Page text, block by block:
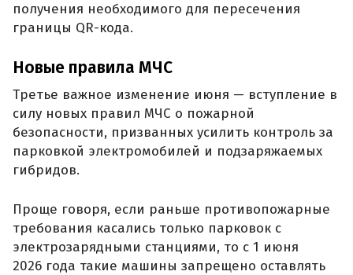
получения необходимого для пересечения
границы QR-кода.
Новые правила МЧС
Третье важное изменение июня — вступление в
силу новых правил МЧС о пожарной
безопасности, призванных усилить контроль за
парковкой электромобилей и подзаряжаемых
гибридов.
Проще говоря, если раньше противопожарные
требования касались только парковок с
электрозарядными станциями, то с 1 июня
2026 года такие машины запрещено оставлять